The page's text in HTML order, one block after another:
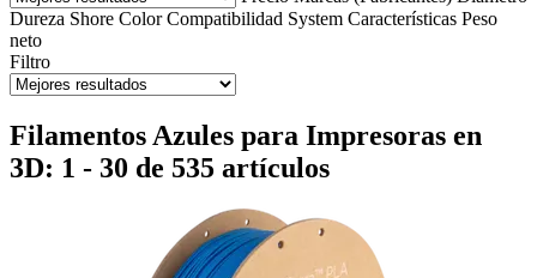
Dureza Shore Color Compatibilidad System Características Peso
neto
Filtro
Filamentos Azules para Impresoras en
3D: 1 - 30 de 535 artículos